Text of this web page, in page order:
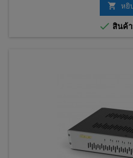
อย่
 หยิ
 สินค้